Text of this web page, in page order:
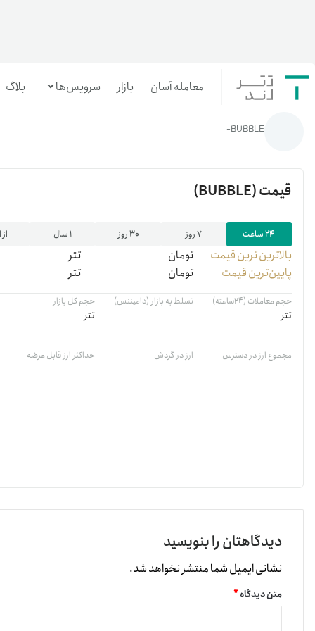
معامله آسان بازار سرویس‌ها
بازار تترلند
سرمایه‌گذاری آسان
بلاگ خانه رمزارزها/
BUBBLE
BUBBLE-
قیمت(BUBBLE)
۲۴ ساعت ۷ روز ۳۰ روز ۱ سال
بالاترین ‌ترین قیمت تومان
تتر
پایین‌ترین قیمت
تومان تتر
حجم معاملات (۲۴ساعته)
تتر
تسلط به بازار (دامیننس) حجم کل بازار
تتر
مجموع ارز در دسترس ارز در گردش حداکثر ارز قابل عرضه
دیدگاهتان را بنویسید
نشانی ایمیل شما منتشر نخواهد شد.
متن دیدگاه*